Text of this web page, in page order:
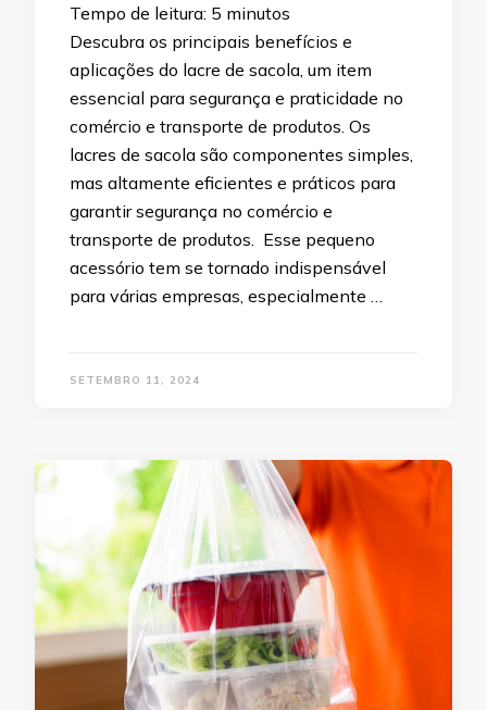
Tempo de leitura: 5 minutos
Descubra os principais benefícios e
aplicações do lacre de sacola, um item
essencial para segurança e praticidade no
comércio e transporte de produtos. Os
lacres de sacola são componentes simples,
mas altamente eficientes e práticos para
garantir segurança no comércio e
transporte de produtos. Esse pequeno
acessório tem se tornado indispensável
para várias empresas, especialmente …
SETEMBRO 11, 2024